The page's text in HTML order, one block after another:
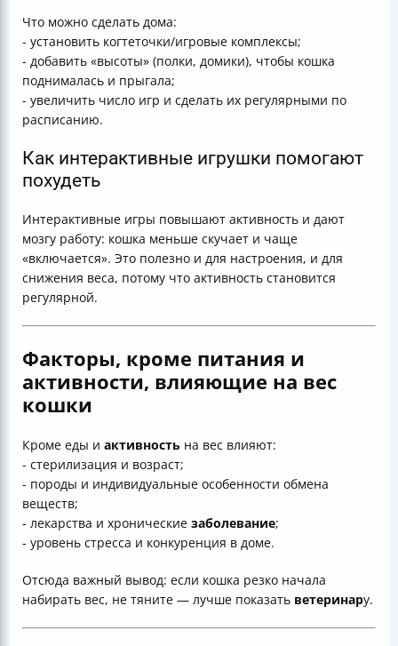
Что можно сделать дома:
- установить когтеточки/игровые комплексы;
- добавить «высоты» (полки, домики), чтобы кошка
поднималась и прыгала;
- увеличить число игр и сделать их регулярными по
расписанию.
Как интерактивные игрушки помогают
похудеть
Интерактивные игры повышают активность и дают
мозгу работу: кошка меньше скучает и чаще
«включается». Это полезно и для настроения, и для
снижения веса, потому что активность становится
регулярной.
Факторы, кроме питания и
активности, влияющие на вес
кошки
Кроме еды и активность на вес влияют:
- стерилизация и возраст;
- породы и индивидуальные особенности обмена
веществ;
- лекарства и хронические заболевание;
- уровень стресса и конкуренция в доме.
Отсюда важный вывод: если кошка резко начала
набирать вес, не тяните — лучше показать ветеринару.